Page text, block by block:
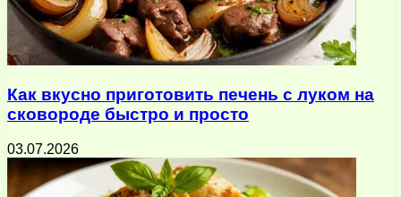
Как вкусно приготовить печень с луком на
сковороде быстро и просто
03.07.2026